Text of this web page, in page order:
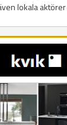
lokala